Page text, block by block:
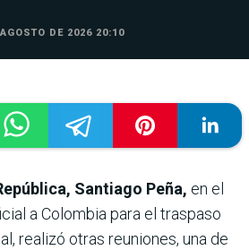
DE 2026 20:10
Santiago Peña, en el
a Colombia para el traspaso
realizó otras reuniones, una de